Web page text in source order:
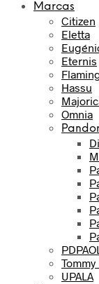
Marcas
Citizen
Eletta
Eternis
Hassu
Omnia
UPALA